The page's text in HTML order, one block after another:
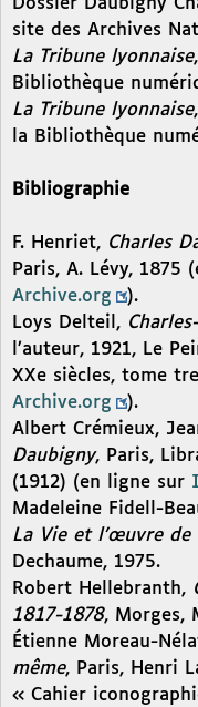
Dossier Daubigny
site des Archives
La Tribune lyonnaise
Bibliothèque
La Tribune lyonnaise
la Bibliothèque
Bibliographie
F. Henriet, Charles
Paris, A. Lévy, 1875
Archive.org
).
Loys Delteil,
l’auteur, 1921, Le
XXe siècles, tome
Archive.org
).
Albert Crémieux,
Daubigny, Paris,
(1912) (en ligne sur
Madeleine Fidell-
La Vie et l’œuvre de
Dechaume, 1975.
Robert Hellebranth,
1817-1878, Morges,
Étienne Moreau-
même, Paris, Henri
« Cahier